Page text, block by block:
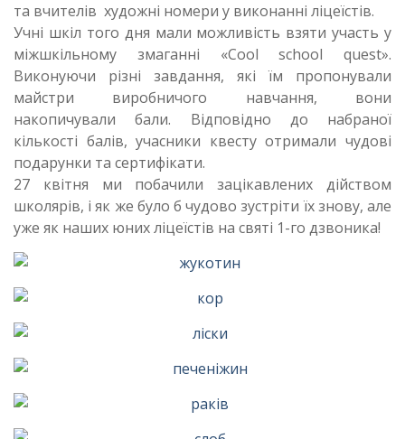
та вчителів художні номери у виконанні ліцеїстів.
Учні шкіл того дня мали можливість взяти участь у
міжшкільному змаганні «Сool school quest».
Виконуючи різні завдання, які їм пропонували
майстри виробничого навчання, вони
накопичували бали. Відповідно до набраної
кількості балів, учасники квесту отримали чудові
подарунки та сертифікати.
27 квітня ми побачили зацікавлених дійством
школярів, і як же було б чудово зустріти їх знову, але
уже як наших юних ліцеїстів на святі 1-го дзвоника!